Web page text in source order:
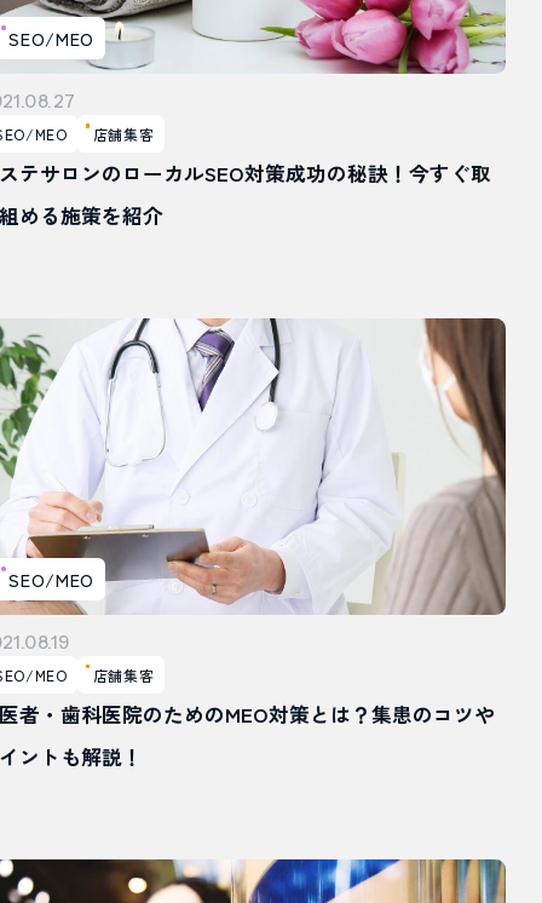
SEO/MEO
MEO 店舗集客
テサロンのローカルSEO対策成功の秘訣！今すぐ取
める施策を紹介
SEO/MEO
MEO 店舗集客
者・歯科医院のためのMEO対策とは？集患のコツや
ントも解説！